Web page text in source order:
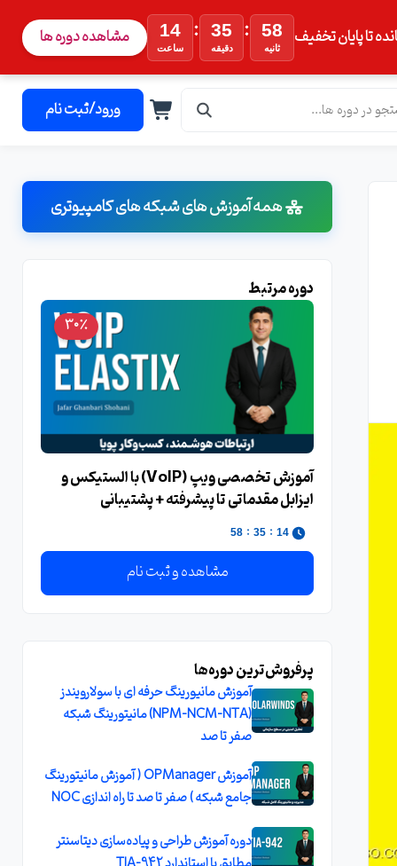
تا پایان تخفیف 14
ساعت
: 35
دقیقه
: 56
ثانیه مشاهده دوره ها
ورود/ثبت نام
همه آموزش های شبکه های کامپیوتری
دوره مرتبط
30٪
آموزش تخصصی ویپ (VoIP) با الستیکس و
ایزابل مقدماتی تا پیشرفته + پشتیبانی
14
:
35
:
56
مشاهده و ثبت نام
پرفروش‌ترین دوره‌ها
آموزش مانیورینگ حرفه ای با سولارویندز
(NPM-NCM-NTA) مانیتورینگ شبکه
صفر تا صد
آموزش OPManager ( آموزش مانیتورینگ
جامع شبکه ) صفر تا صد تا راه اندازی NOC
دوره آموزش طراحی و پیاده‌سازی دیتاسنتر